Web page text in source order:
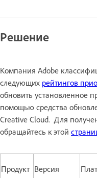
Решение
Компания Adobe
следующих рейтингов
обновить установленное
помощью средства
Creative Cloud. Для
обращайтесь к этой
Продукт Версия